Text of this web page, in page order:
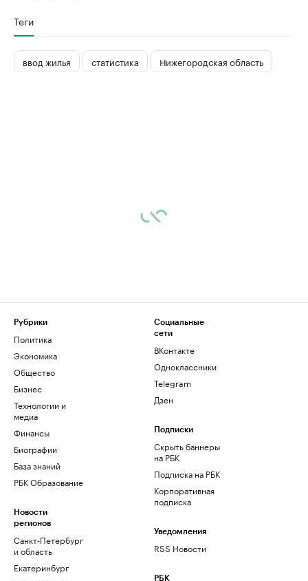
Теги
ввод жилья статистика Нижегородская область
Рубрики
Политика
Экономика
Общество
Бизнес
Технологии и
медиа
Финансы
Биографии
База знаний
РБК Образование
Новости
регионов
Санкт-Петербург
и область
Екатеринбург
Социальные
сети
ВКонтакте
Одноклассники
Telegram
Дзен
Подписки
Скрыть баннеры
на РБК
Подписка на РБК
Корпоративная
подписка
Уведомления
RSS Новости
РБК